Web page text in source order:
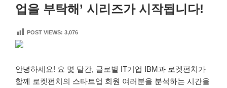
자
업을 부탁해’ 시리즈가 시작됩니다!
POST VIEWS: 3,076
안녕하세요! 요 몇 달간, 글로벌 IT기업 IBM과 로켓펀치가
함께 로켓펀치의 스타트업 회원 여러분을 분석하는 시간을